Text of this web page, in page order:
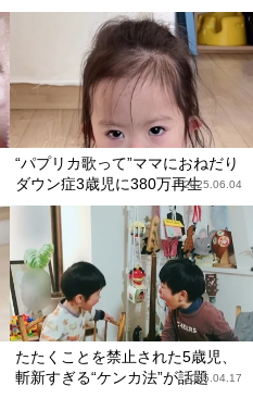
“パプリカ歌って”ママにおねだり
ダウン症3歳児に380万再生2025.06.04
たたくことを禁止された5歳児、
斬新すぎる“ケンカ法”が話題2025.04.17